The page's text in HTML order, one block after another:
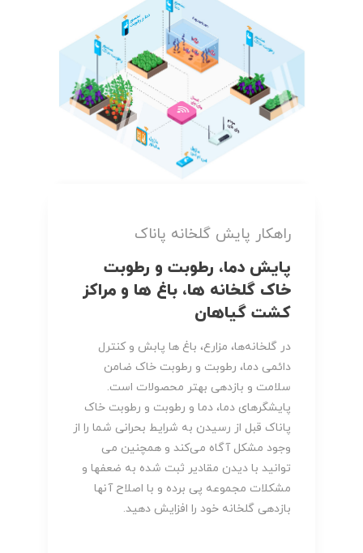
راهکار پایش گلخانه پاناک
پایش دما، رطوبت و رطوبت
خاک گلخانه ها، باغ ها و مراکز
کشت گیاهان
در گلخانه‌ها، مزارع، باغ ها پابش و کنترل
دائمی دما، رطوبت و رطوبت خاک ضامن
سلامت و بازدهی بهتر محصولات است.
پایشگرهای دما، دما و رطوبت و رطوبت خاک
پاناک قبل از رسیدن به شرایط بحرانی شما را از
وجود مشکل آگاه می‌کند و همچنین می
توانید با دیدن مقادیر ثبت شده به ضعفها و
مشکلات مجموعه پی برده و با اصلاح آنها
بازدهی گلخانه خود را افزایش دهید.